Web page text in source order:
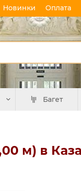
Новинки Оплата
Багет
м) в